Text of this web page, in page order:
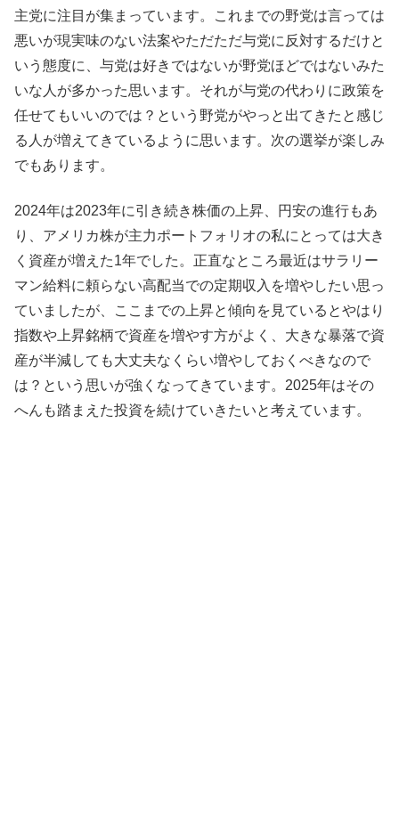
主党に注目が集まっています。これまでの野党は言っては
悪いが現実味のない法案やただただ与党に反対するだけと
いう態度に、与党は好きではないが野党ほどではないみた
いな人が多かった思います。それが与党の代わりに政策を
任せてもいいのでは？という野党がやっと出てきたと感じ
る人が増えてきているように思います。次の選挙が楽しみ
でもあります。
2024年は2023年に引き続き株価の上昇、円安の進行もあ
り、アメリカ株が主力ポートフォリオの私にとっては大き
く資産が増えた1年でした。正直なところ最近はサラリー
マン給料に頼らない高配当での定期収入を増やしたい思っ
ていましたが、ここまでの上昇と傾向を見ているとやはり
指数や上昇銘柄で資産を増やす方がよく、大きな暴落で資
産が半減しても大丈夫なくらい増やしておくべきなので
は？という思いが強くなってきています。2025年はその
へんも踏まえた投資を続けていきたいと考えています。